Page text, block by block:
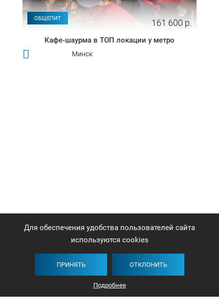
ОБЩЕПИТ 161 600 р.
Кафе-шаурма в ТОП локации у метро
Минск
Для обеспечения удобства пользователей сайта
используются cookies
ПРИНЯТЬ ОТКЛОНИТЬ
Подробнее